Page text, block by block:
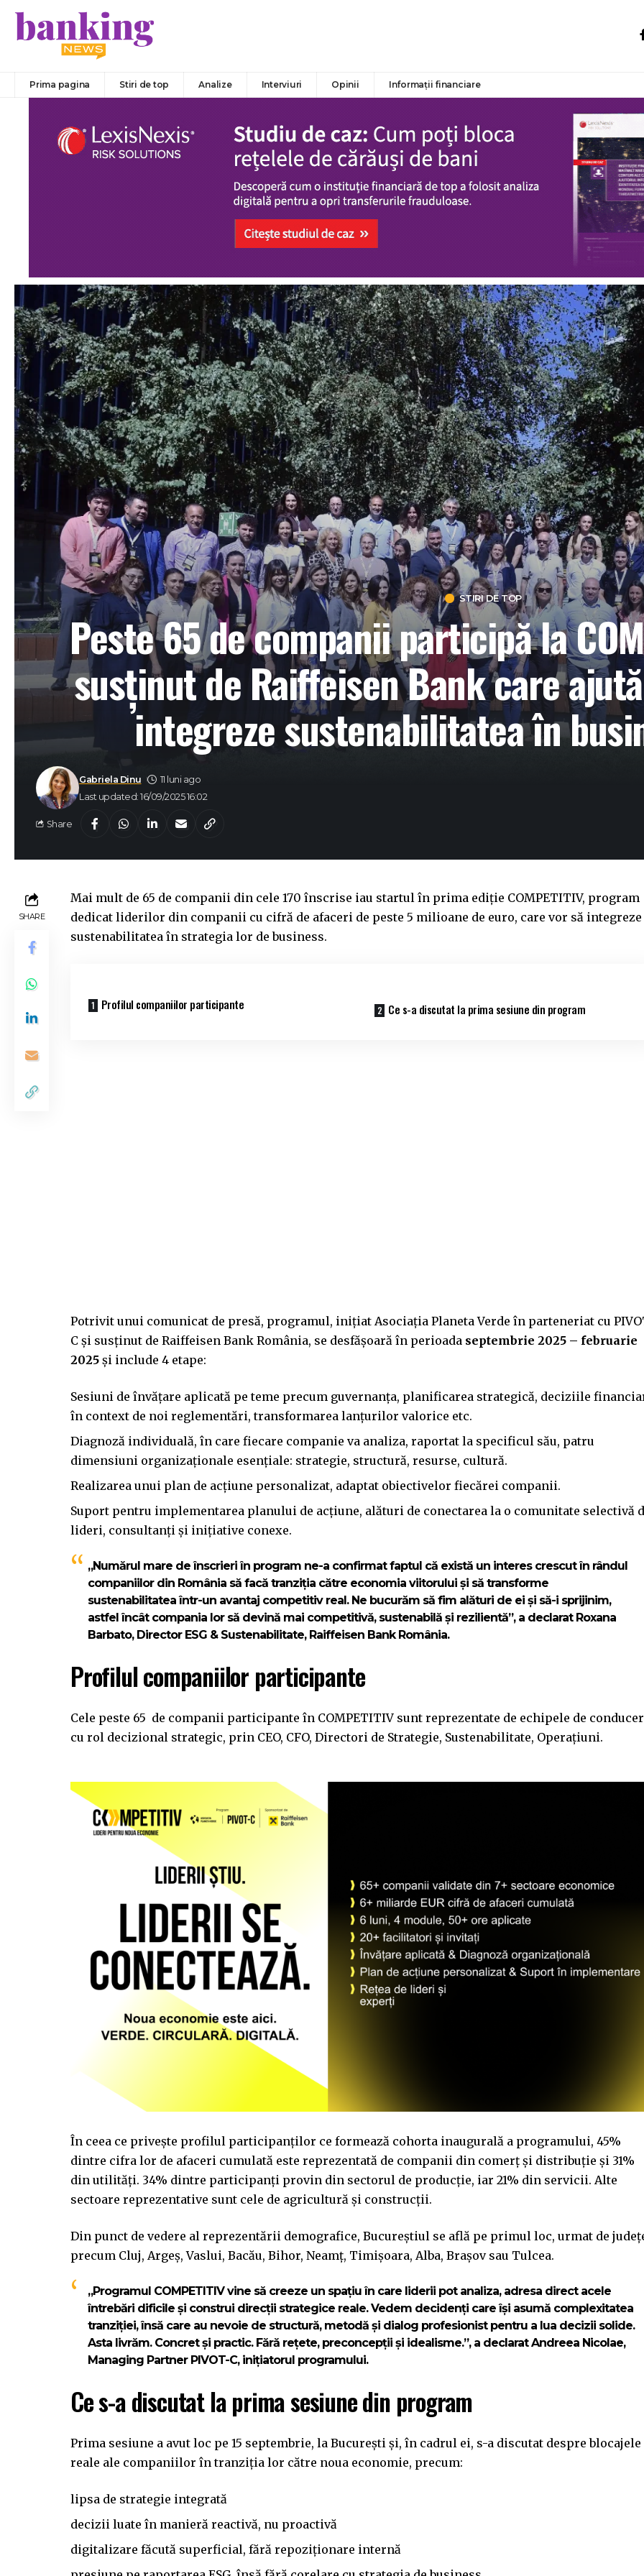
Prima pagina Stiri de top Analize Interviuri Opinii Informații financiare
STIRI DE TOP
Peste 65 de companii participă la
susținut de Raiffeisen Bank care
integreze sustenabilitatea în
Last updated: 16/09/2025 16:02
Gabriela Dinu 11 luni ago
Share
SHARE
Mai mult de 65 de companii din cele 170 înscrise iau startul în prima ediție COMPETITIV, program
dedicat liderilor din companii cu cifră de afaceri de peste 5 milioane de euro, care vor să integreze
sustenabilitatea în strategia lor de business.
Profilul companiilor participante Ce s-a discutat la prima sesiune din program
Potrivit unui comunicat de presă, programul, inițiat Asociația Planeta Verde în parteneriat cu
C și susținut de Raiffeisen Bank România, se desfășoară în perioada septembrie 2025 – februarie
2025 și include 4 etape:
Sesiuni de învățare aplicată pe teme precum guvernanța, planificarea strategică, deciziile
în context de noi reglementări, transformarea lanțurilor valorice etc.
Diagnoză individuală, în care fiecare companie va analiza, raportat la specificul său, patru
dimensiuni organizaționale esențiale: strategie, structură, resurse, cultură.
Realizarea unui plan de acțiune personalizat, adaptat obiectivelor fiecărei companii.
Suport pentru implementarea planului de acțiune, alături de conectarea la o comunitate selectivă
lideri, consultanți și inițiative conexe.
„Numărul mare de înscrieri în program ne-a confirmat faptul că există un interes crescut în rândul
companiilor din România să facă tranziția către economia viitorului și să transforme
sustenabilitatea într-un avantaj competitiv real. Ne bucurăm să fim alături de ei și să-i sprijinim,
astfel încât compania lor să devină mai competitivă, sustenabilă și rezilientă”, a declarat Roxana
Barbato, Director ESG & Sustenabilitate, Raiffeisen Bank România.
Profilul companiilor participante
Cele peste 65 de companii participante în COMPETITIV sunt reprezentate de echipele de
cu rol decizional strategic, prin CEO, CFO, Directori de Strategie, Sustenabilitate, Operațiuni.
În ceea ce privește profilul participanților ce formează cohorta inaugurală a programului, 45%
dintre cifra lor de afaceri cumulată este reprezentată de companii din comerț și distribuție și 31%
din utilități. 34% dintre participanți provin din sectorul de producție, iar 21% din servicii. Alte
sectoare reprezentative sunt cele de agricultură și construcții.
Din punct de vedere al reprezentării demografice, Bucureștiul se află pe primul loc, urmat de
precum Cluj, Argeș, Vaslui, Bacău, Bihor, Neamț, Timișoara, Alba, Brașov sau Tulcea.
„Programul COMPETITIV vine să creeze un spațiu în care liderii pot analiza, adresa direct acele
întrebări dificile și construi direcții strategice reale. Vedem decidenți care își asumă complexitatea
tranziției, însă care au nevoie de structură, metodă și dialog profesionist pentru a lua decizii solide.
Asta livrăm. Concret și practic. Fără rețete, preconcepții și idealisme.”, a declaratAndreea Nicolae,
Managing Partner PIVOT-C, inițiatorul programului.
Ce s-a discutat la prima sesiune din program
Prima sesiune a avut loc pe 15 septembrie, la București și, în cadrul ei, s-a discutat despre blocajele
reale ale companiilor în tranziția lor către noua economie, precum:
lipsa de strategie integrată
decizii luate în manieră reactivă, nu proactivă
digitalizare făcută superficial, fără repoziționare internă